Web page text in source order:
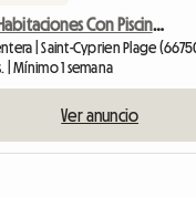
Dos Habitaciones Con Piscina Y Tenis
| Saint-Cyprien Plage
| Mínimo 1 semana
Ver anuncio